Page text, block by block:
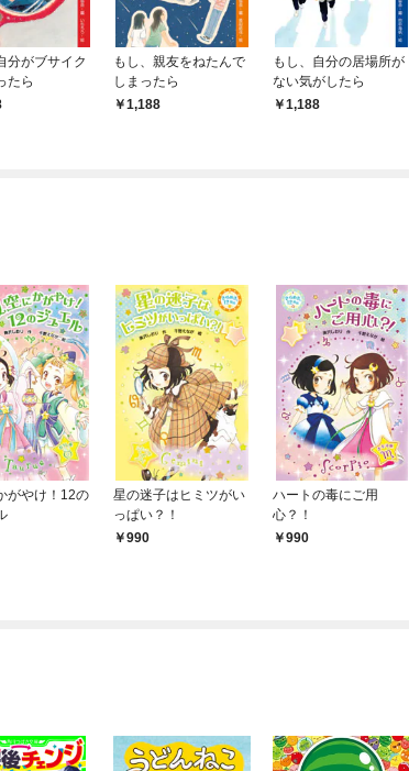
分がブサイク
たら
もし、親友をねたんで
しまったら
1,188
もし、自分の居場所が
ない気がしたら
1,188
がやけ！12の
星の迷子はヒミツがい
っぱい？！
990
ハートの毒にご用
心？！
990